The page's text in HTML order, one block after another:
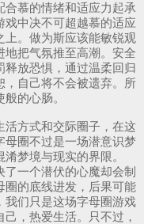
合慕的情绪和适应力起承
戏中决不可超越慕的适应
上。做为斯应该能敏锐观
地把气氛推至高潮。安全
放恐惧，通过温柔回归
，自己将不会被遗弃。所
的心肠。
活方式和交际圈子，在这
母圈不过是一场潜意识梦
梦境与现实的界限。
一个潜伏的心魔却会制
圈的底线进发，后果可能
我们只是这场字母圈游戏
，热爱生活。只不过，